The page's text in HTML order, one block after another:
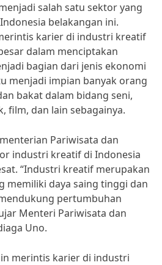
salah satu sektor yang
belakangan ini.
karier di industri kreatif
dalam menciptakan
bagian dari jenis ekonomi
menjadi impian banyak orang
bakat dalam bidang seni,
film, dan lain sebagainya.
Pariwisata dan
industri kreatif di Indonesia
“Industri kreatif merupakan
memiliki daya saing tinggi dan
pertumbuhan
Menteri Pariwisata dan
Uno.
merintis karier di industri